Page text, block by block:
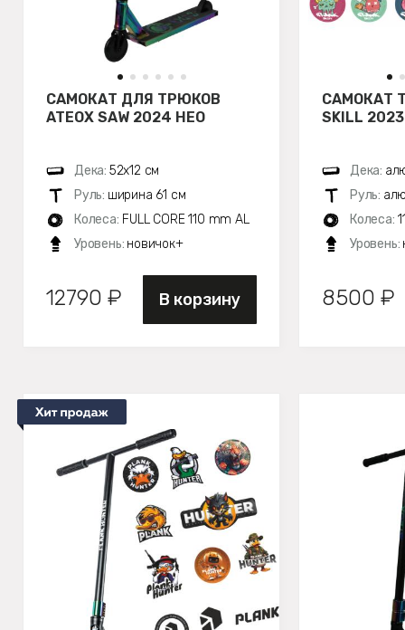
САМОКАТ ДЛЯ ТРЮКОВ
ATEOX SAW 2024 НЕО
Дека: 52х12 см
Руль: ширина 61 см
Колеса: FULL CORE 110 mm AL
Уровень: новичок+
12790 ₽ В корзину
САМОКАТ
SKILL
Дека:
Руль:
Колеса:
Уровень:
8500 ₽